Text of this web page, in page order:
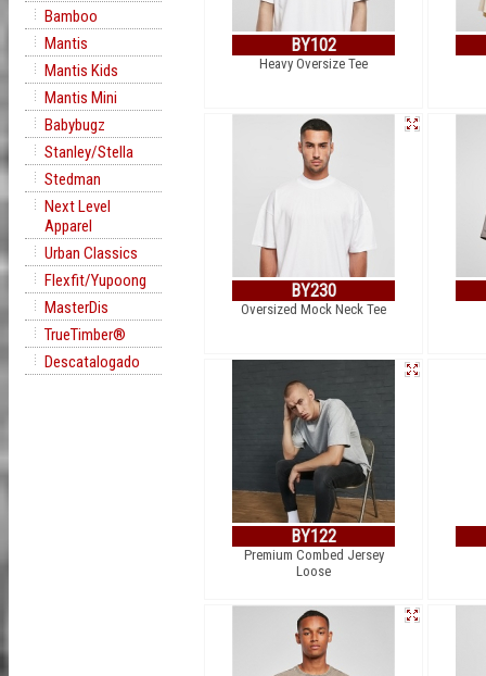
Bamboo
Mantis
Mantis Kids
Mantis Mini
Babybugz
Stanley/Stella
Stedman
Next Level
Apparel
Urban Classics
Flexfit/Yupoong
MasterDis
TrueTimber®
Descatalogado
BY102
Heavy Oversize Tee
BY230
Oversized Mock Neck Tee
BY122
Premium Combed Jersey
Loose